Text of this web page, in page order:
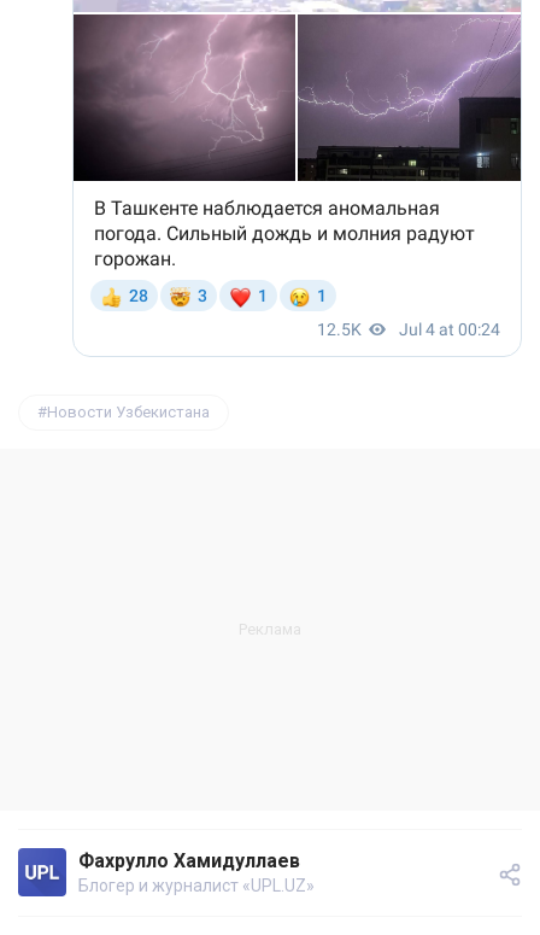
Новости Узбекистана
Фахрулло Хамидуллаев
Блогер и журналист «UPL.UZ»